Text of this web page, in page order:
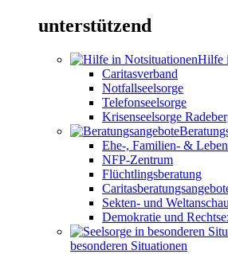
unterstützend
Hilfe
Caritasverband
Notfallseelsorge
Telefonseelsorge
Krisenseelsorge
Ehe-, Familien- &
NFP-Zentrum
Flüchtlingsberatung
Sekten- und
Demokratie und
besonderen Situationen